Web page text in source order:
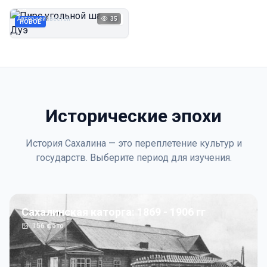
НОВОЕ 1923
Автор неизвестен 35
Исторические эпохи
История Сахалина — это переплетение культур и
государств. Выберите период для изучения.
Сахалинская каторга: 1869 - 1906 гг
156фото